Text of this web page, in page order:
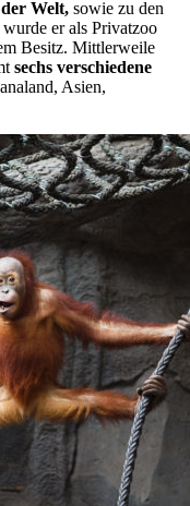
Welt, sowie zu den
er als Privatzoo
Besitz. Mittlerweile
sechs verschiedene
Asien,